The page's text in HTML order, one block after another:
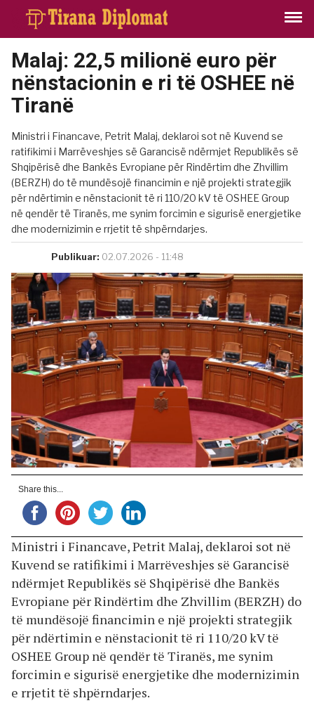
Malaj: 22,5 milionë euro për
nënstacionin e ri të OSHEE në
Tiranë
Ministri i Financave, Petrit Malaj, deklaroi sot në Kuvend se
ratifikimi i Marrëveshjes së Garancisë ndërmjet Republikës së
Shqipërisë dhe Bankës Evropiane për Rindërtim dhe Zhvillim
(BERZH) do të mundësojë financimin e një projekti strategjik
për ndërtimin e nënstacionit të ri 110/20 kV të OSHEE Group
në qendër të Tiranës, me synim forcimin e sigurisë energjetike
dhe modernizimin e rrjetit të shpërndarjes.
Publikuar: 02.07.2026 - 11:48
Share this...
Ministri i Financave, Petrit Malaj, deklaroi sot në
Kuvend se ratifikimi i Marrëveshjes së Garancisë
ndërmjet Republikës së Shqipërisë dhe Bankës
Evropiane për Rindërtim dhe Zhvillim (BERZH) do
të mundësojë financimin e një projekti strategjik
për ndërtimin e nënstacionit të ri 110/20 kV të
OSHEE Group në qendër të Tiranës, me synim
forcimin e sigurisë energjetike dhe modernizimin
e rrjetit të shpërndarjes.